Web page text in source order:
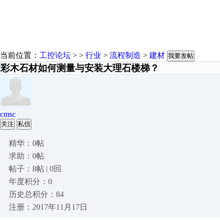
当前位置： 工控论坛 > > 行业 > 流程制造 > 建材 我要发帖
彩木石材如何测量与安装大理石楼梯？
cmsc
关注 私信
精华：0帖
求助：0帖
帖子：8帖 | 0回
年度积分：0
历史总积分：84
注册：2017年11月17日